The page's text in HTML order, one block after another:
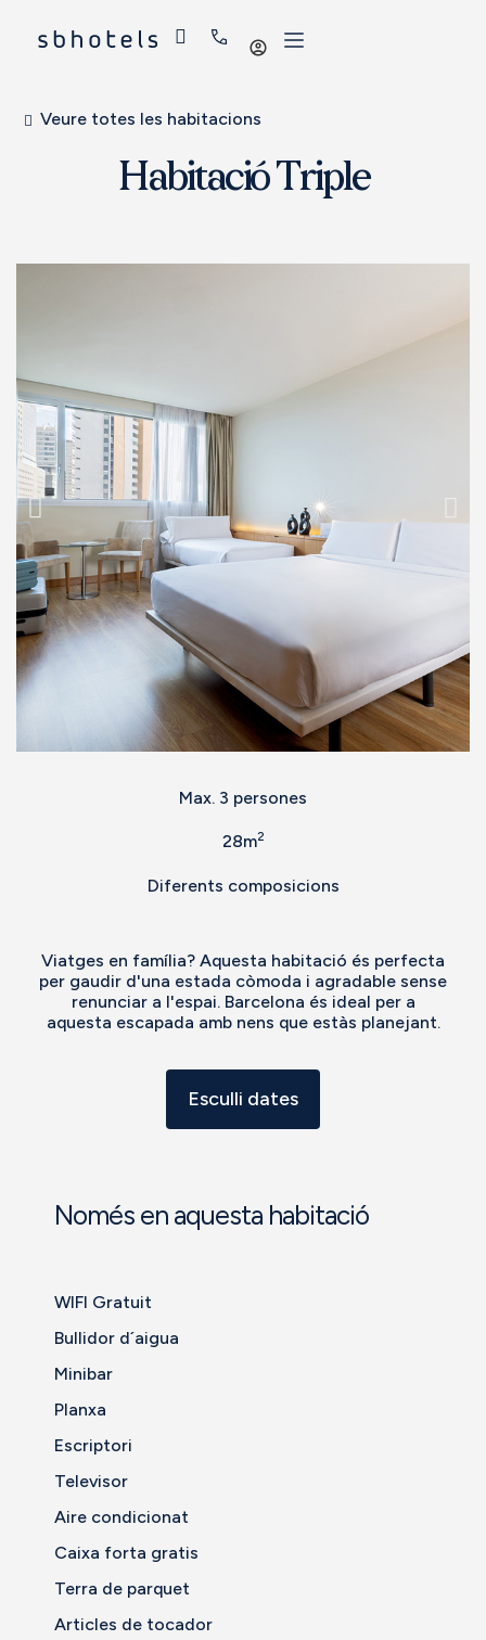
Iniciar
Veure totes les habitacions
Habitació Triple
Max. 3 persones
28m2
Diferents composicions
Viatges en família? Aquesta habitació és perfecta
per gaudir d'una estada còmoda i agradable sense
renunciar a l'espai. Barcelona és ideal per a
aquesta escapada amb nens que estàs planejant.
Esculli dates
Només en aquesta habitació
WIFI Gratuit
Bullidor d´aigua
Minibar
Planxa
Escriptori
Televisor
Aire condicionat
Caixa forta gratis
Terra de parquet
Articles de tocador